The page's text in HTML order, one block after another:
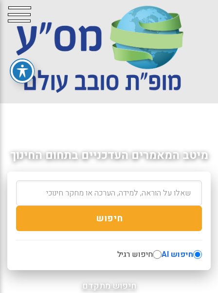
מיטב המאמרים העדכניים בתחום החינוך
חיפוש
חיפוש AI חיפוש רגיל
חיפוש מתקדם